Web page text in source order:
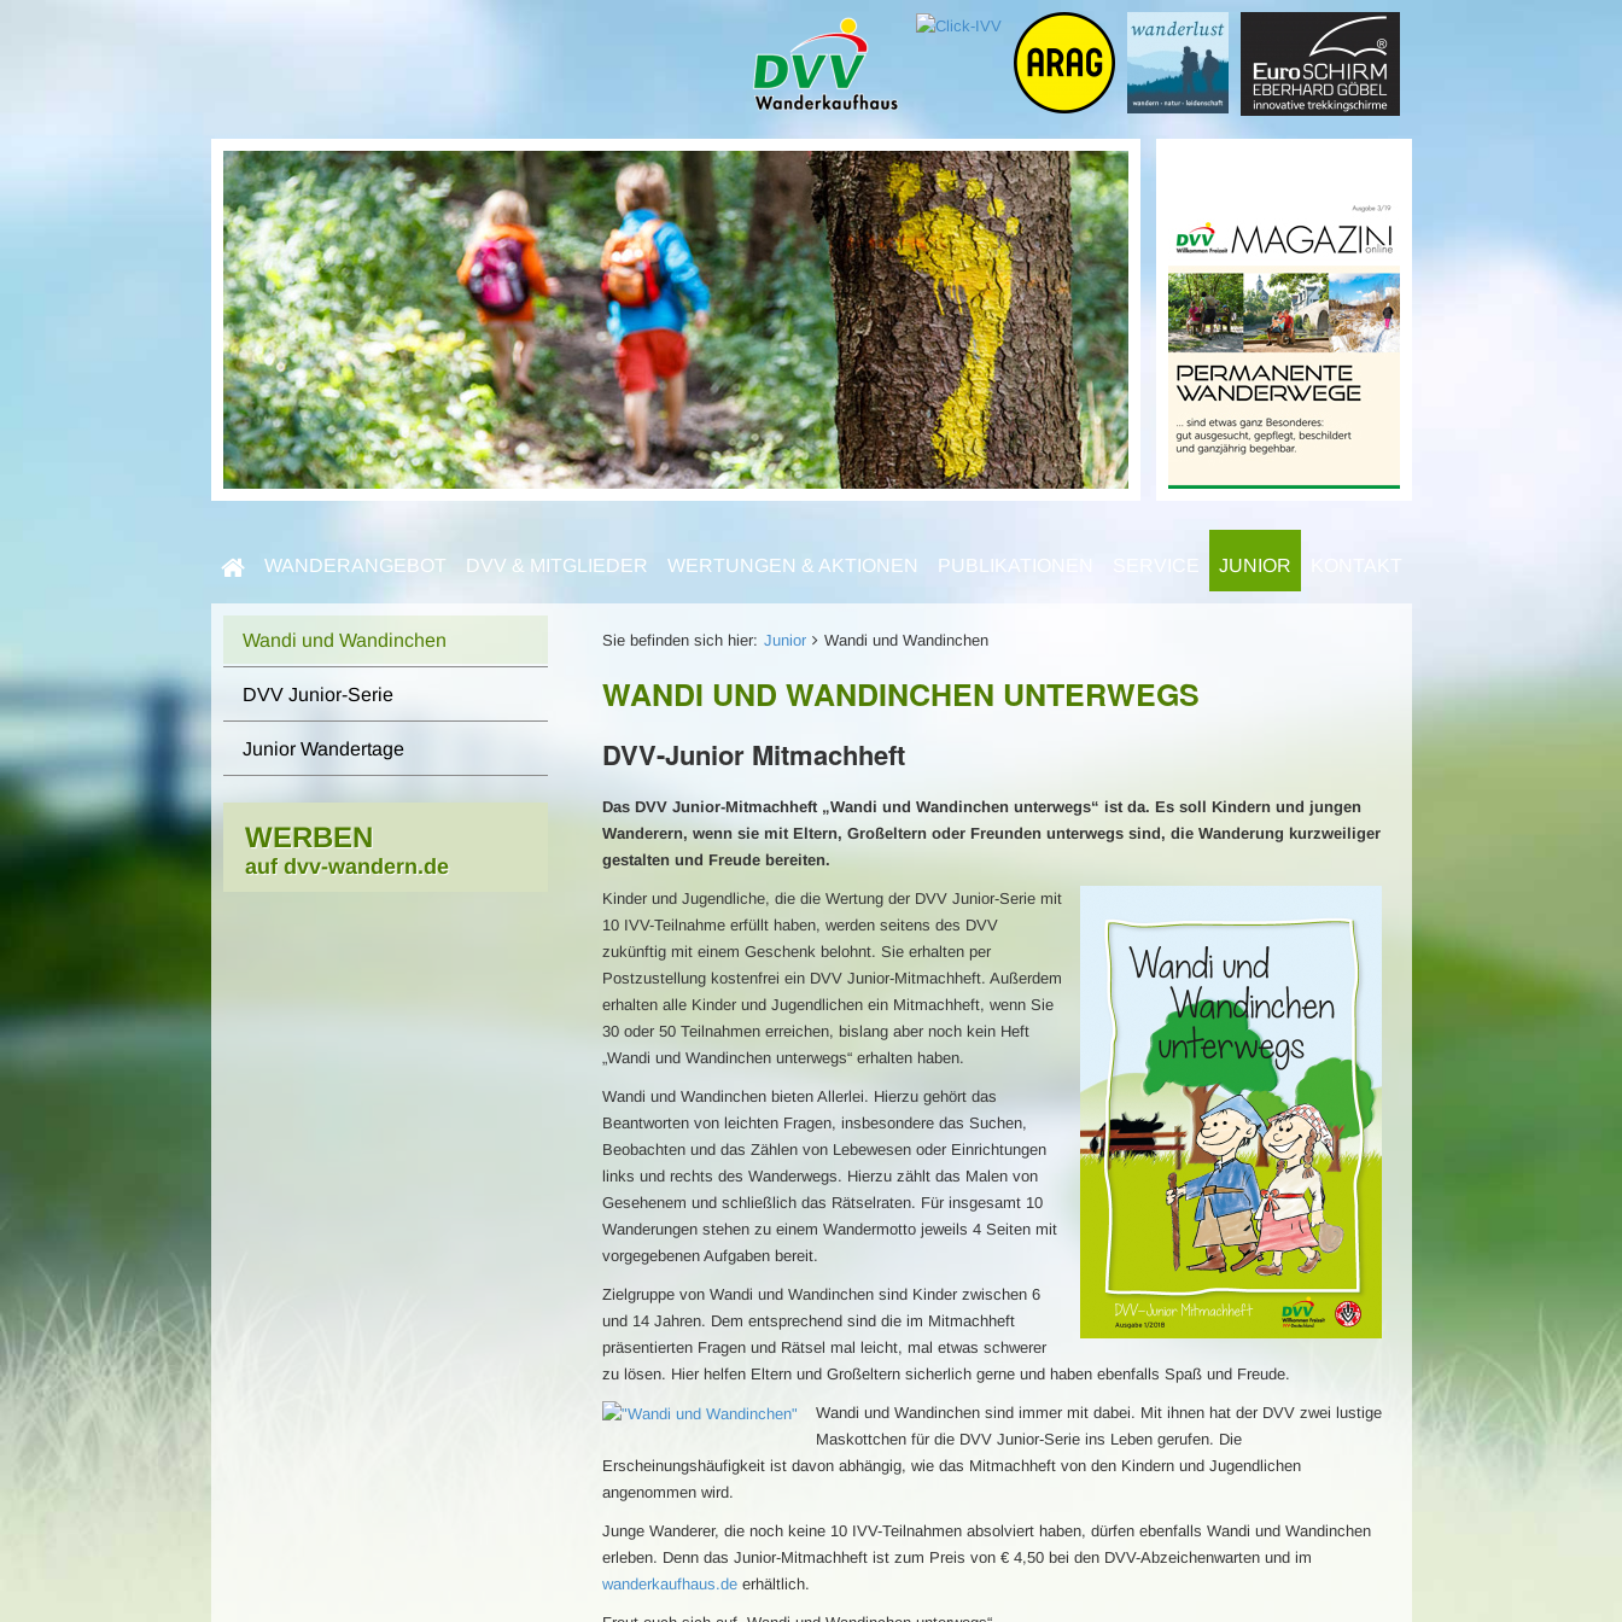
WANDERANGEBOT DVV & MITGLIEDER WERTUNGEN & AKTIONEN PUBLIKATIONEN SERVICE JUNIOR KONTAKT
Sie befinden sich hier: Junior Wandi und Wandinchen
WANDI UND WANDINCHEN UNTERWEGS
DVV-Junior Mitmachheft
Das DVV Junior-Mitmachheft „Wandi und Wandinchen unterwegs“ ist da. Es soll Kindern und jungen
Wanderern, wenn sie mit Eltern, Großeltern oder Freunden unterwegs sind, die Wanderung kurzweiliger
gestalten und Freude bereiten.
Kinder und Jugendliche, die die Wertung der DVV Junior-Serie mit
10 IVV-Teilnahme erfüllt haben, werden seitens des DVV
zukünftig mit einem Geschenk belohnt. Sie erhalten per
Postzustellung kostenfrei ein DVV Junior-Mitmachheft. Außerdem
erhalten alle Kinder und Jugendlichen ein Mitmachheft, wenn Sie
30 oder 50 Teilnahmen erreichen, bislang aber noch kein Heft
„Wandi und Wandinchen unterwegs“ erhalten haben.
Wandi und Wandinchen bieten Allerlei. Hierzu gehört das
Beantworten von leichten Fragen, insbesondere das Suchen,
Beobachten und das Zählen von Lebewesen oder Einrichtungen
links und rechts des Wanderwegs. Hierzu zählt das Malen von
Gesehenem und schließlich das Rätselraten. Für insgesamt 10
Wanderungen stehen zu einem Wandermotto jeweils 4 Seiten mit
vorgegebenen Aufgaben bereit.
Zielgruppe von Wandi und Wandinchen sind Kinder zwischen 6
und 14 Jahren. Dem entsprechend sind die im Mitmachheft
präsentierten Fragen und Rätsel mal leicht, mal etwas schwerer
zu lösen. Hier helfen Eltern und Großeltern sicherlich gerne und haben ebenfalls Spaß und Freude.
Wandi und Wandinchen sind immer mit dabei. Mit ihnen hat der DVV zwei lustige
Maskottchen für die DVV Junior-Serie ins Leben gerufen. Die
Erscheinungshäufigkeit ist davon abhängig, wie das Mitmachheft von den Kindern und Jugendlichen
angenommen wird.
Junge Wanderer, die noch keine 10 IVV-Teilnahmen absolviert haben, dürfen ebenfalls Wandi und Wandinchen
erleben. Denn das Junior-Mitmachheft ist zum Preis von € 4,50 bei den DVV-Abzeichenwarten und im
wanderkaufhaus.deerhältlich.
Wandi und Wandinchen
DVV Junior-Serie
Junior Wandertage
WERBEN
auf dvv-wandern.de